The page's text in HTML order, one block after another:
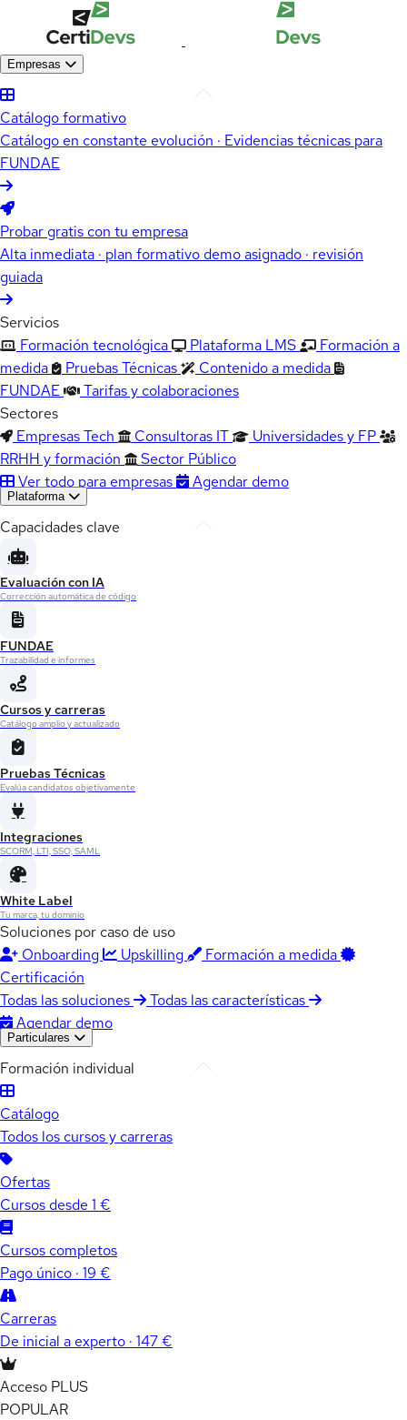
Empresas
Catálogo formativo
Catálogo en constante evolución · Evidencias técnicas para
FUNDAE
Probar gratis con tu empresa
Alta inmediata · plan formativo demo asignado · revisión
guiada
Servicios
Formación tecnológica
Plataforma LMS
Formación a
medida
Pruebas Técnicas
Contenido a medida
FUNDAE
Tarifas y colaboraciones
Sectores
Empresas Tech
Consultoras IT
Universidades y FP
RRHH y formación
Sector Público
Ver todo para empresas
Agendar demo
Plataforma
Capacidades clave
Evaluación con IA
Corrección automática de código
FUNDAE
Trazabilidad e informes
Cursos y carreras
Catálogo amplio y actualizado
Pruebas Técnicas
Evalúa candidatos objetivamente
Integraciones
SCORM, LTI, SSO, SAML
White Label
Tu marca, tu dominio
Soluciones por caso de uso
Onboarding
Upskilling
Formación a medida
Certificación
Todas las soluciones
Todas las características
Agendar demo
Particulares
Formación individual
Catálogo
Todos los cursos y carreras
Ofertas
Cursos desde 1 €
Cursos completos
Pago único · 19 €
Carreras
De inicial a experto · 147 €
Acceso PLUS
POPULAR